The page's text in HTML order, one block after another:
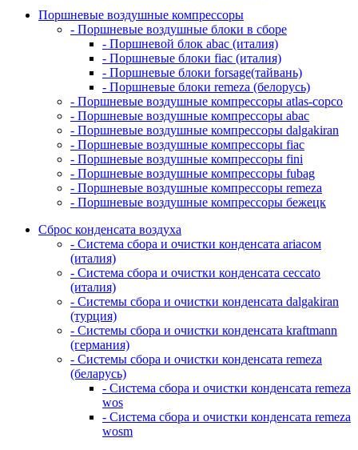
Поршневые воздушные компрессоры
- Поршневые воздушные блоки в сборе
- Поршневой блок abac (италия)
- Поршневые блоки fiac (италия)
- Поршневые блоки forsage(тайвань)
- Поршневые блоки remeza (белорусь)
- Поршневые воздушные компрессоры atlas-copco
- Поршневые воздушные компрессоры abac
- Поршневые воздушные компрессоры dalgakiran
- Поршневые воздушные компрессоры fiac
- Поршневые воздушные компрессоры fini
- Поршневые воздушные компрессоры fubag
- Поршневые воздушные компрессоры remeza
- Поршневые воздушные компрессоры бежецк
Сброс конденсата воздуха
- Система сбора и очистки конденсата ariacом
(италия)
- Система сбора и очистки конденсата ceccato
(италия)
- Системы сбора и очистки конденсата dalgakiran
(турция)
- Системы сбора и очистки конденсата kraftmann
(германия)
- Системы сбора и очистки конденсата remeza
(беларусь)
- Система сбора и очистки конденсата remeza
wos
- Система сбора и очистки конденсата remeza
wosm